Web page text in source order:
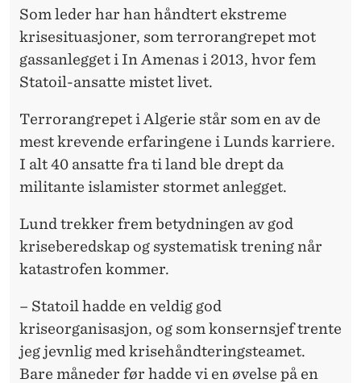
Som leder har han håndtert ekstreme
krisesituasjoner, som terrorangrepet mot
gassanlegget i In Amenas i 2013, hvor fem
Statoil-ansatte mistet livet.
Terrorangrepet i Algerie står som en av de
mest krevende erfaringene i Lunds karriere.
I alt 40 ansatte fra ti land ble drept da
militante islamister stormet anlegget.
Lund trekker frem betydningen av god
kriseberedskap og systematisk trening når
katastrofen kommer.
– Statoil hadde en veldig god
kriseorganisasjon, og som konsernsjef trente
jeg jevnlig med krisehåndteringsteamet.
Bare måneder før hadde vi en øvelse på en